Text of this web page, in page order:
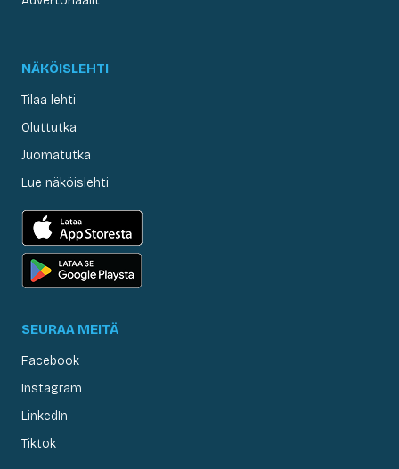
NÄKÖISLEHTI
Tilaa lehti
Oluttutka
Juomatutka
Lue näköislehti
SEURAA MEITÄ
Facebook
Instagram
LinkedIn
Tiktok